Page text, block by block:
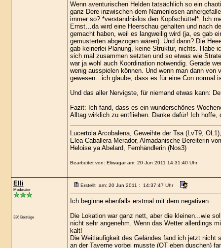
Wenn aventurischen Helden tatsächlich so ein
ganz Dere inzwischen dem Namenlosen
immer so? *verständnislos den Kopfschüttel*. Ich
Ernst…da wird eine Heerschau gehalten und nach
gemacht haben, weil es langweilig wird (ja, es gab
gemusterten abgezogen wären). Und dann? Die
gab keinerlei Planung, keine Struktur, nichts. Habe
sich mal zusammen setzten und so etwas wie
war ja wohl auch Koordination notwendig. Gerade
wenig ausspielen können. Und wenn man dann von
gewesen…ich glaube, dass es für eine Con normal
Und das aller Nervigste, für niemand etwas kann:
Fazit: Ich fand, dass es ein wunderschönes
Alltag wirklich zu entfliehen. Danke dafür! Ich
Lucertola Arcobalena, Geweihte der Tsa (LvT9, OL1),
Elea Caballera Merador, Almadanische Bereiterin
Heloise ya Abelard, Fernhändlerin (Nos3)
Bearbeitet von: Eliwagar am: 20 Jun 2011 14:31:40 Uhr
Elli
Moderator
336 Beiträge
Erstellt am: 20 Jun 2011 : 14:37:47 Uhr
Ich beginne ebenfalls erstmal mit dem negativen...
Die Lokation war ganz nett, aber die kleinen...wie
nicht sehr angenehm. Wenn das Wetter allerdings
kalt!
Die Weitläufigkeit des Geländes fand ich jetzt nicht
an der Taverne vorbei musste (OT eben duschen)